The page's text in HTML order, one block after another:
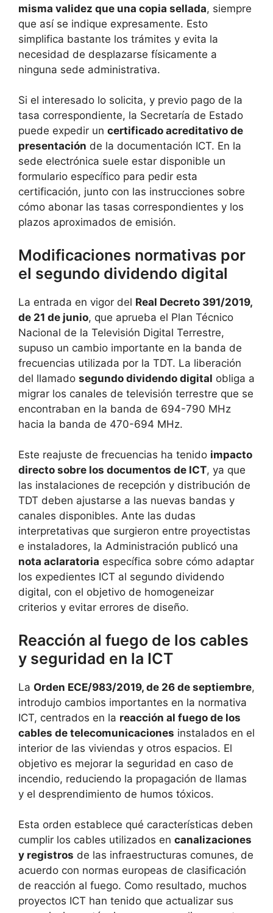
misma validez que una copia sellada, siempre
que así se indique expresamente. Esto
simplifica bastante los trámites y evita la
necesidad de desplazarse físicamente a
ninguna sede administrativa.
Si el interesado lo solicita, y previo pago de la
tasa correspondiente, la Secretaría de Estado
puede expedir un certificado acreditativo de
presentación de la documentación ICT. En la
sede electrónica suele estar disponible un
formulario específico para pedir esta
certificación, junto con las instrucciones sobre
cómo abonar las tasas correspondientes y los
plazos aproximados de emisión.
Modificaciones normativas por
el segundo dividendo digital
La entrada en vigor del Real Decreto 391/2019,
de 21 de junio, que aprueba el Plan Técnico
Nacional de la Televisión Digital Terrestre,
supuso un cambio importante en la banda de
frecuencias utilizada por la TDT. La liberación
del llamado segundo dividendo digital obliga a
migrar los canales de televisión terrestre que se
encontraban en la banda de 694-790 MHz
hacia la banda de 470-694 MHz.
Este reajuste de frecuencias ha tenido impacto
directo sobre los documentos de ICT, ya que
las instalaciones de recepción y distribución de
TDT deben ajustarse a las nuevas bandas y
canales disponibles. Ante las dudas
interpretativas que surgieron entre proyectistas
e instaladores, la Administración publicó una
nota aclaratoria específica sobre cómo adaptar
los expedientes ICT al segundo dividendo
digital, con el objetivo de homogeneizar
criterios y evitar errores de diseño.
Reacción al fuego de los cables
y seguridad en la ICT
La Orden ECE/983/2019, de 26 de septiembre,
introdujo cambios importantes en la normativa
ICT, centrados en la reacción al fuego de los
cables de telecomunicaciones instalados en el
interior de las viviendas y otros espacios. El
objetivo es mejorar la seguridad en caso de
incendio, reduciendo la propagación de llamas
y el desprendimiento de humos tóxicos.
Esta orden establece qué características deben
cumplir los cables utilizados en canalizaciones
y registros de las infraestructuras comunes, de
acuerdo con normas europeas de clasificación
de reacción al fuego. Como resultado, muchos
proyectos ICT han tenido que actualizar sus